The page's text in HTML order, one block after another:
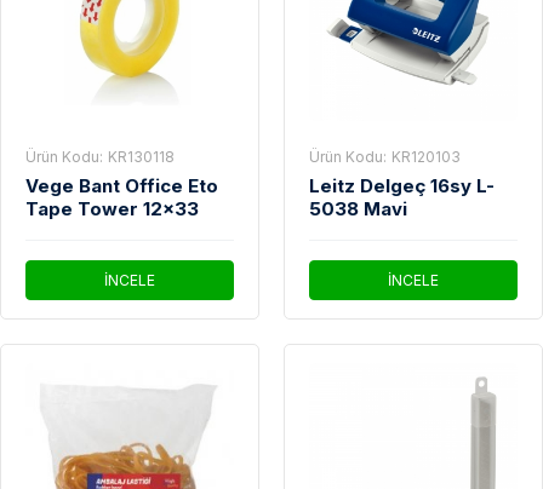
Ürün Kodu: KR130118
Vege Bant Office Eto
Tape Tower 12x33
İNCELE
Ürün Kodu: KR120103
Leitz Delgeç 16sy L-
5038 Mavi
İNCELE